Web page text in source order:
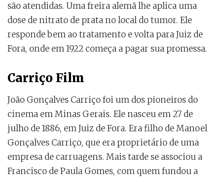
são atendidas. Uma freira alemã lhe aplica uma
dose de nitrato de prata no local do tumor. Ele
responde bem ao tratamento e volta para Juiz de
Fora, onde em 1922 começa a pagar sua promessa.
Carriço Film
João Gonçalves Carriço foi um dos pioneiros do
cinema em Minas Gerais. Ele nasceu em 27 de
julho de 1886, em Juiz de Fora. Era filho de Manoel
Gonçalves Carriço, que era proprietário de uma
empresa de carruagens. Mais tarde se associou a
Francisco de Paula Gomes, com quem fundou a